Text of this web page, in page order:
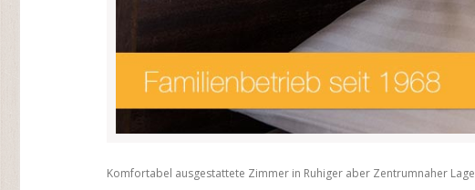
Komfortabel ausgestattete Zimmer in Ruhiger aber Zentrumnaher Lage